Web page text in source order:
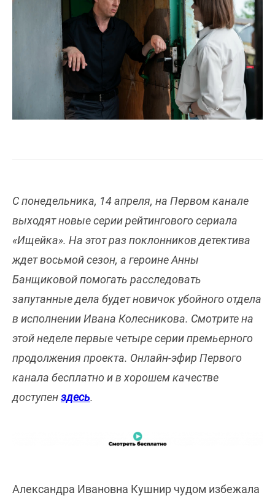
С понедельника, 14 апреля, на Первом канале
выходят новые серии рейтингового сериала
«Ищейка». На этот раз поклонников детектива
ждет восьмой сезон, а героине Анны
Банщиковой помогать расследовать
запутанные дела будет новичок убойного отдела
в исполнении Ивана Колесникова. Смотрите на
этой неделе первые четыре серии премьерного
продолжения проекта. Онлайн-эфир Первого
канала бесплатно и в хорошем качестве
доступенздесь.
Александра Ивановна Кушнир чудом избежала